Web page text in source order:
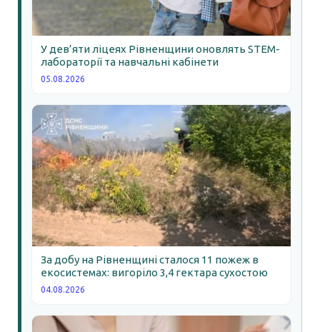
У дев’яти ліцеях Рівненщини оновлять STEM-
лабораторії та навчальні кабінети
05.08.2026
За добу на Рівненщині сталося 11 пожеж в
екосистемах: вигоріло 3,4 гектара сухостою
04.08.2026